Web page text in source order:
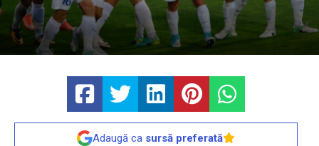
Adaugă ca sursă preferată